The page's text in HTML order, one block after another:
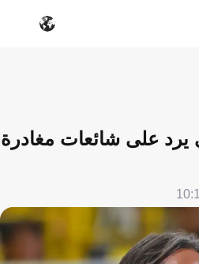
على شائعات مغادرة